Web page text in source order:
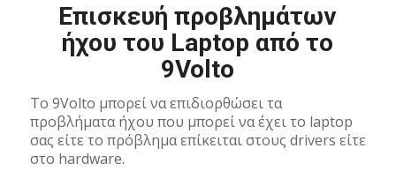
Επισκευή προβλημάτων
ήχου του Laptop από το
9Volto
To 9Volto μπορεί να επιδιορθώσει τα
προβλήματα ήχου που μπορεί να έχει το laptop
σας είτε το πρόβλημα επίκειται στους drivers είτε
στο hardware.